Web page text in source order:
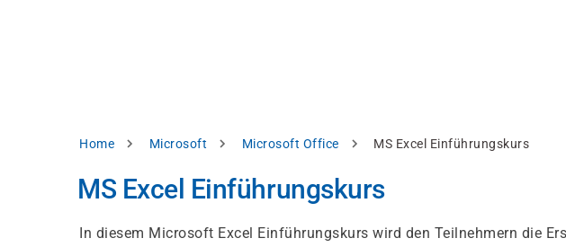
Pfadnavigation
Home Microsoft Microsoft Office MS Excel Einführungskurs
MS Excel Einführungskurs
In diesem Microsoft Excel Einführungskurs wird den Teilnehmern die